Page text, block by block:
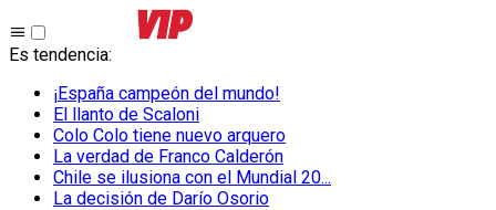
Es tendencia:
¡España campeón del mundo!
El llanto de Scaloni
Colo Colo tiene nuevo arquero
La verdad de Franco Calderón
Chile se ilusiona con el Mundial 20...
La decisión de Darío Osorio